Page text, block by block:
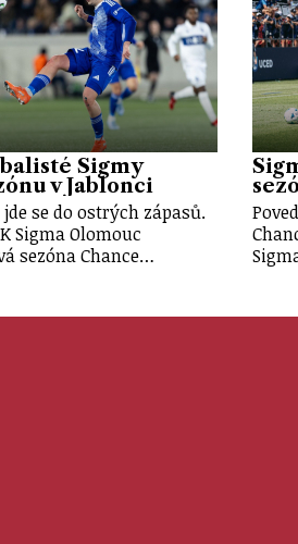
Sigmy
v Jablonci
se do ostrých zápasů.
Sigma Olomouc
sezóna Chance…